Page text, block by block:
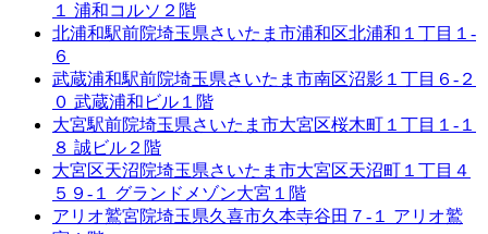
１ 浦和コルソ２階
北浦和駅前院埼玉県さいたま市浦和区北浦和１丁目１-
６
武蔵浦和駅前院埼玉県さいたま市南区沼影１丁目６-２
０ 武蔵浦和ビル１階
大宮駅前院埼玉県さいたま市大宮区桜木町１丁目１-１
８ 誠ビル２階
大宮区天沼院埼玉県さいたま市大宮区天沼町１丁目４
５９-１ グランドメゾン大宮１階
アリオ鷲宮院埼玉県久喜市久本寺谷田７-１ アリオ鷲